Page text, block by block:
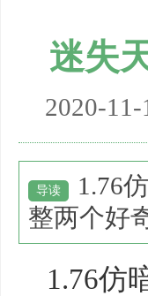
迷失
2020-
导读
1.76
整两个好
1.76仿